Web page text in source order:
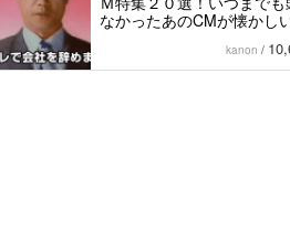
なかったあのCMが懐かしい
kanon /